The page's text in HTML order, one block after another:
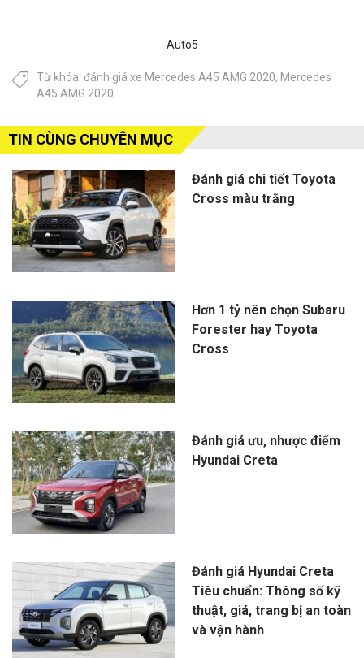
Auto5
Từ khóa: đánh giá xe Mercedes A45 AMG 2020, Mercedes
A45 AMG 2020
TIN CÙNG CHUYÊN MỤC
Đánh giá chi tiết Toyota
Cross màu trắng
Hơn 1 tỷ nên chọn Subaru
Forester hay Toyota
Cross
Đánh giá ưu, nhược điểm
Hyundai Creta
Đánh giá Hyundai Creta
Tiêu chuẩn: Thông số kỹ
thuật, giá, trang bị an toàn
và vận hành